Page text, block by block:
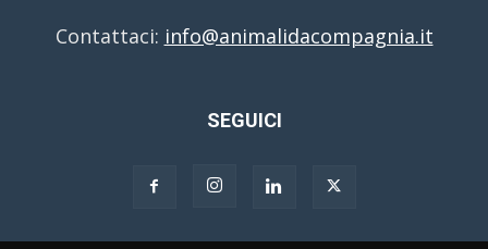
Contattaci: info@animalidacompagnia.it
SEGUICI